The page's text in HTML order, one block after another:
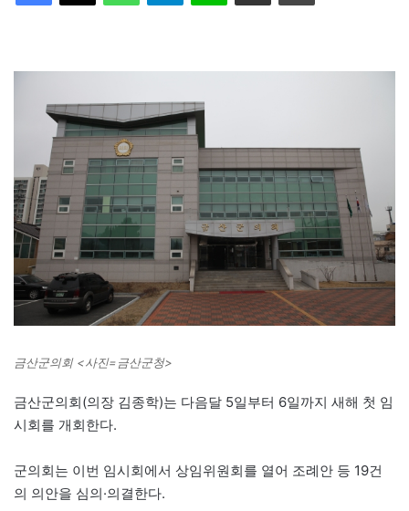
금산군의회 <사진=금산군청>
금산군의회(의장 김종학)는 다음달 5일부터 6일까지 새해 첫 임
시회를 개회한다.
군의회는 이번 임시회에서 상임위원회를 열어 조례안 등 19건
의 의안을 심의·의결한다.